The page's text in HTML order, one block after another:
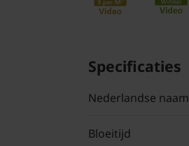
Specificaties
Nederlandse naam
Bloeitijd